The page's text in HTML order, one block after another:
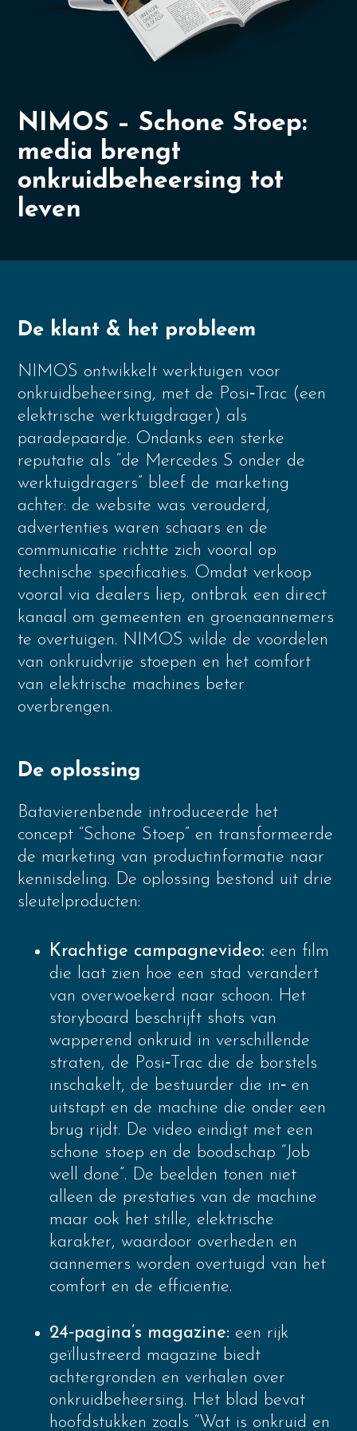
NIMOS – Schone Stoep:
media brengt
onkruidbeheersing tot
leven
De klant & het probleem
NIMOS ontwikkelt werktuigen voor
onkruidbeheersing, met de Posi‑Trac (een
elektrische werktuigdrager) als
paradepaardje. Ondanks een sterke
reputatie als “de Mercedes S onder de
werktuigdragers” bleef de marketing
achter: de website was verouderd,
advertenties waren schaars en de
communicatie richtte zich vooral op
technische specificaties. Omdat verkoop
vooral via dealers liep, ontbrak een direct
kanaal om gemeenten en groenaannemers
te overtuigen. NIMOS wilde de voordelen
van onkruidvrije stoepen en het comfort
van elektrische machines beter
overbrengen.
De oplossing
Batavierenbende introduceerde het
concept “Schone Stoep” en transformeerde
de marketing van productinformatie naar
kennisdeling. De oplossing bestond uit drie
sleutelproducten:
Krachtige campagnevideo: een film
die laat zien hoe een stad verandert
van overwoekerd naar schoon. Het
storyboard beschrijft shots van
wapperend onkruid in verschillende
straten, de Posi‑Trac die de borstels
inschakelt, de bestuurder die in‑ en
uitstapt en de machine die onder een
brug rijdt. De video eindigt met een
schone stoep en de boodschap “Job
well done”. De beelden tonen niet
alleen de prestaties van de machine
maar ook het stille, elektrische
karakter, waardoor overheden en
aannemers worden overtuigd van het
comfort en de efficiëntie.
24‑pagina’s magazine: een rijk
geïllustreerd magazine biedt
achtergronden en verhalen over
onkruidbeheersing. Het blad bevat
hoofdstukken zoals “Wat is onkruid en